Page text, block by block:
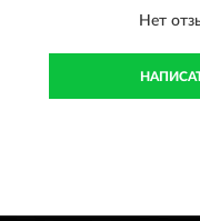
Нет